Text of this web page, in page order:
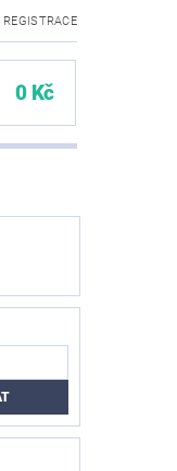
REGISTRACE
0 Kč